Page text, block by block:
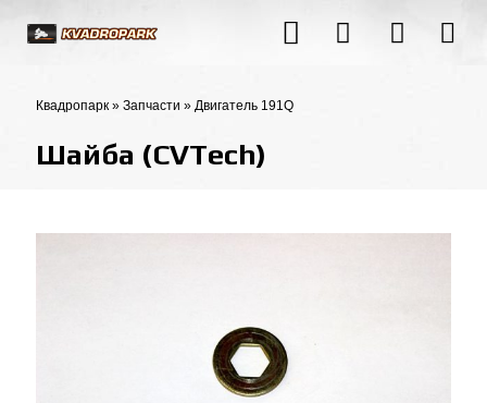
Квадропарк » Запчасти » Двигатель 191Q
Шайба (CVTech)